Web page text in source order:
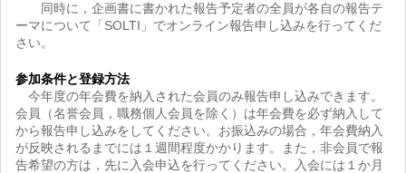
同時に，企画書に書かれた報告予定者の全員が各自の報告テ
ーマについて「SOLTI」でオンライン報告申し込みを行ってくだ
さい。
参加条件と登録方法
今年度の年会費を納入された会員のみ報告申し込みできます。
会員（名誉会員，職務個人会員を除く）は年会費を必ず納入して
から報告申し込みをしてください。お振込みの場合，年会費納入
が反映されるまでには１週間程度かかります。また，非会員で報
告希望の方は，先に入会申込を行ってください。入会には１か月